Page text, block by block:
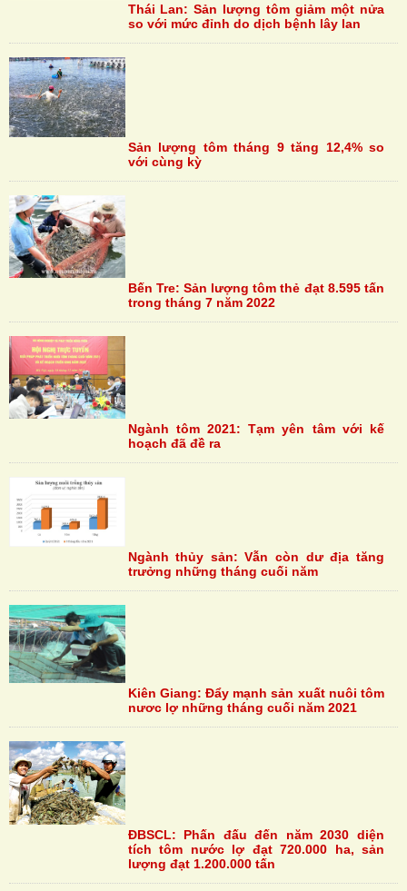
Thái Lan: Sản lượng tôm giảm một nửa
so với mức đỉnh do dịch bệnh lây lan
Sản lượng tôm tháng 9 tăng 12,4% so
với cùng kỳ
Bến Tre: Sản lượng tôm thẻ đạt 8.595 tấn
trong tháng 7 năm 2022
Ngành tôm 2021: Tạm yên tâm với kế
hoạch đã đề ra
Ngành thủy sản: Vẫn còn dư địa tăng
trưởng những tháng cuối năm
Kiên Giang: Đẩy mạnh sản xuất nuôi tôm
nươc lợ những tháng cuối năm 2021
ĐBSCL: Phấn đấu đến năm 2030 diện
tích tôm nước lợ đạt 720.000 ha, sản
lượng đạt 1.200.000 tấn